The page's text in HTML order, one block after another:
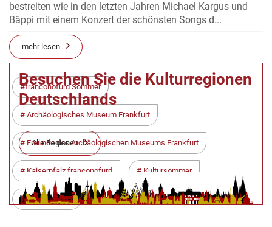
bestreiten wie in den letzten Jahren Michael Kargus und
Bäppi mit einem Konzert der schönsten Songs d...
mehr lesen
franconofurd Sommer
Archäologisches Museum Frankfurt
Freunde des Archäologischen Museums Frankfurt
Kaiserpfalz franconofurd Kultursommer
Neue Altstadt
Besuchen Sie die Kulturregionen
Deutschlands
Alle Regionen